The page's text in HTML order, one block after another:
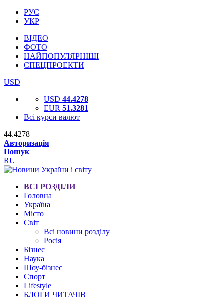
РУС
УКР
ВІДЕО
ФОТО
НАЙПОПУЛЯРНІШІ
СПЕЦПРОЕКТИ
USD
USD 44.4278
EUR 51.3281
Всі курси валют
44.4278
Авторизація
Пошук
RU
ВСІ РОЗДІЛИ
Головна
Україна
Місто
Світ
Всі новини розділу
Росія
Бізнес
Наука
Шоу-бізнес
Спорт
Lifestyle
БЛОГИ ЧИТАЧІВ